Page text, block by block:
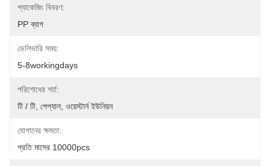
প্যাকেজিং বিবরণ:
PP ব্যাগ
ডেলিভারি সময়:
5-8workingdays
পরিশোধের শর্ত:
টি / টি, পেপ্যাল, ওয়েস্টার্ন ইউনিয়ন
যোগানের ক্ষমতা:
প্রতি মাসের 10000pcs